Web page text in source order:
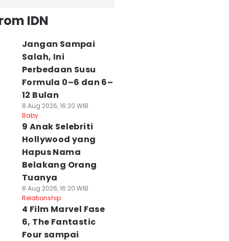
IDN
Jangan Sampai
Salah, Ini
Perbedaan Susu
Formula 0–6 dan 6–
12 Bulan
8 Aug 2026, 16:20 WIB
Baby
9 Anak Selebriti
Hollywood yang
Hapus Nama
Belakang Orang
Tuanya
8 Aug 2026, 16:20 WIB
Relationship
4 Film Marvel Fase
6, The Fantastic
Four sampai